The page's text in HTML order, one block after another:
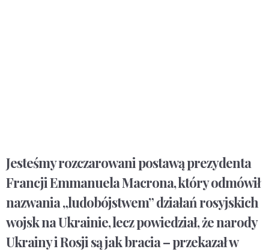
Jesteśmy rozczarowani postawą prezydenta
Francji Emmanuela Macrona, który odmówił
nazwania „ludobójstwem” działań rosyjskich
wojsk na Ukrainie, lecz powiedział, że narody
Ukrainy i Rosji są jak bracia – przekazał w